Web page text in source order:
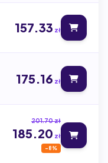
157.33 zł
175.16 zł
201.70 zł
185.20 zł
-8%